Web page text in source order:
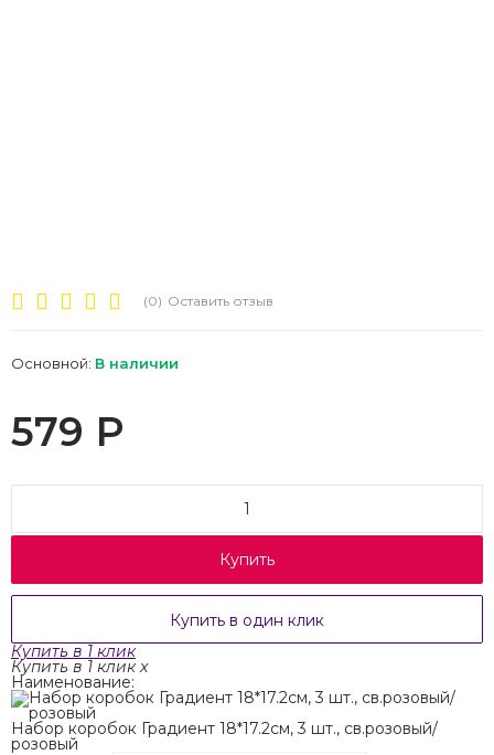
(0) Оставить отзыв
Основной: В наличии
579 Р
Купить
Купить в один клик
Купить в 1 клик
Купить в 1 клик x
Наименование:
Набор коробок Градиент 18*17.2см, 3 шт., св.розовый/
розовый